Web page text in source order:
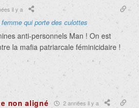
il y a
qui porte des culottes
anti-personnels Man ! On est
la mafia patriarcale féminicidaire !
non aligné 2 années il y a